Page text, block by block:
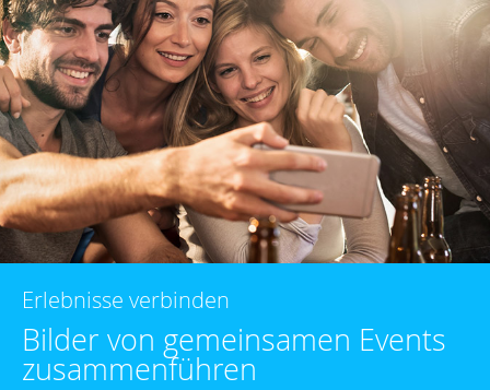
Erlebnisse verbinden
Bilder von gemeinsamen Events
zusammenführen